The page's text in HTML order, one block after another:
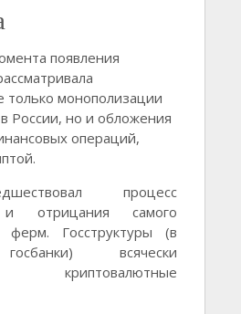
появления
только монополизации
России, но и обложения
операций,
процесс
и отрицания самого
ферм. Госструктуры (в
всячески
криптовалютные